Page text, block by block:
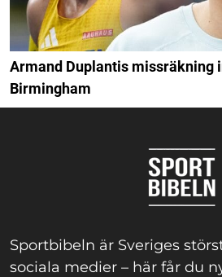
Armand Duplantis missräkning
Birmingham
Sportbibeln är Sveriges
sociala medier – här får du